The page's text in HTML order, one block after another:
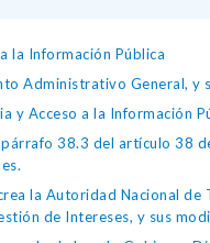
la Información Pública
Administrativo General,
y Acceso a la
38.3 del artículo 38
la Autoridad Nacional
de Intereses, y sus